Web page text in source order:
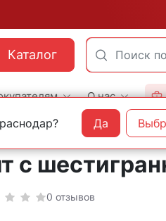
Каталог
О нас
С шестигранной головкой
с
0 отзывов
Да